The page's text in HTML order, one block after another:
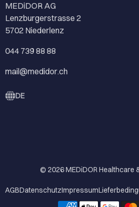
MEDiDOR AG
Lenzburgerstrasse 2
5702 Niederlenz
044 739 88 88
mail@medidor.ch
DE
© 2026MEDiDOR Healthcare
AGBDatenschutzImpressum